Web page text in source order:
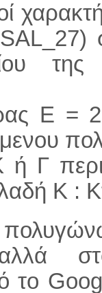
της
Ε =
ή Γ
Κ :
το